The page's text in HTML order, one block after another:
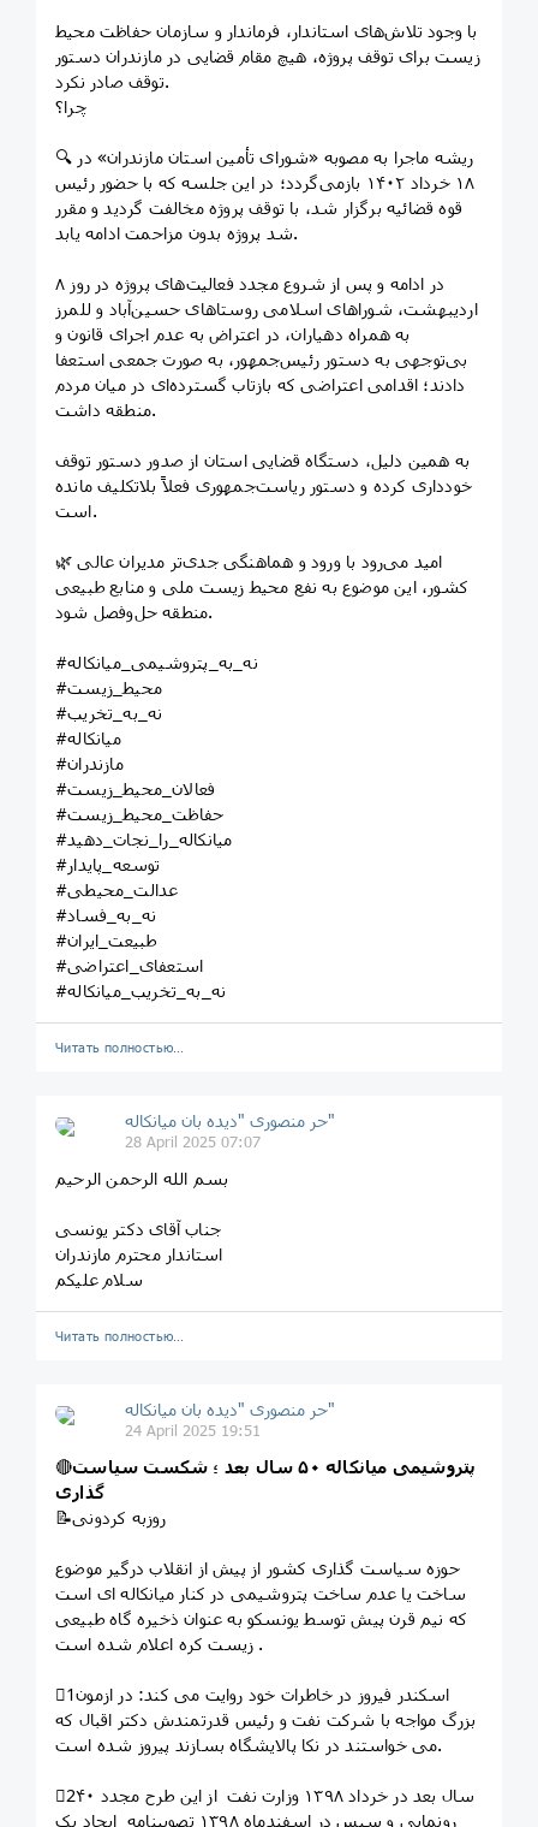
با وجود تلاش‌های استاندار، فرماندار و سازمان حفاظت محیط
زیست برای توقف پروژه، هیچ مقام قضایی در مازندران دستور
توقف صادر نکرد.
چرا؟
🔍 ریشه ماجرا به مصوبه «شورای تأمین استان مازندران» در
۱۸ خرداد ۱۴۰۲ بازمی‌گردد؛ در این جلسه که با حضور رئیس
قوه قضائیه برگزار شد، با توقف پروژه مخالفت گردید و مقرر
شد پروژه بدون مزاحمت ادامه یابد.
در ادامه و پس از شروع مجدد فعالیت‌های پروژه در روز ۸
اردیبهشت، شوراهای اسلامی روستاهای حسین‌آباد و للمرز
به همراه دهیاران، در اعتراض به عدم اجرای قانون و
بی‌توجهی به دستور رئیس‌جمهور، به صورت جمعی استعفا
دادند؛ اقدامی اعتراضی که بازتاب گسترده‌ای در میان مردم
منطقه داشت.
به همین دلیل، دستگاه قضایی استان از صدور دستور توقف
خودداری کرده و دستور ریاست‌جمهوری فعلاً بلاتکلیف مانده
است.
🌿 امید می‌رود با ورود و هماهنگی جدی‌تر مدیران عالی
کشور، این موضوع به نفع محیط زیست ملی و منابع طبیعی
منطقه حل‌وفصل شود.
#نه_به_پتروشیمی_میانکاله
#محیط_زیست
#نه_به_تخریب
#میانکاله
#مازندران
#فعالان_محیط_زیست
#حفاظت_محیط_زیست
#میانکاله_را_نجات_دهید
#توسعه_پایدار
#عدالت_محیطی
#نه_به_فساد
#طبیعت_ایران
#استعفای_اعتراضی
#نه_به_تخریب_میانکاله
Читать полностью…
حر منصوری "دیده بان میانکاله"
28 April 2025 07:07
بسم الله الرحمن الرحیم
جناب آقای دکتر یونسی
استاندار محترم مازندران
سلام علیکم
Читать полностью…
حر منصوری "دیده بان میانکاله"
24 April 2025 19:51
🔴پتروشیمی میانکاله ۵۰ سال بعد ؛ شکست سیاست
گذاری
📝روزبه کردونی
حوزه سیاست گذاری کشور از پیش از انقلاب درگیر موضوع
ساخت یا عدم ساخت پتروشیمی در کنار میانکاله ای است
که نیم قرن پیش توسط یونسکو به عنوان ذخیره گاه طبیعی
زیست کره اعلام شده است .
1⃣اسکندر فیروز در خاطرات خود روایت می کند: در ازمون
بزرگ مواجه با شرکت نفت و رئیس قدرتمندش دکتر اقبال که
می خواستند در نکا پالایشگاه بسازند پیروز شده است.
2⃣۴۰ سال بعد در خرداد ۱۳۹۸ وزارت نفت از این طرح مجدد
رونمایی و سپس در اسفندماه ۱۳۹۸ تصویبنامه ایجاد یک